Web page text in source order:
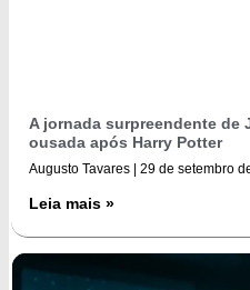
A jornada surpreendente de
ousada após Harry Potter
Augusto Tavares 29 de setembro
Leia mais »